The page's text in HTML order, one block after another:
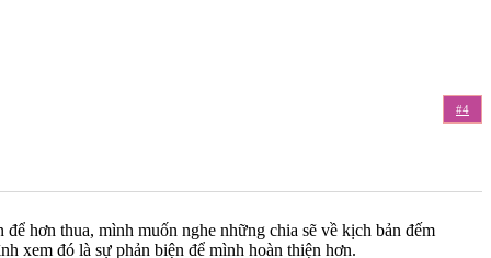
#4
hơn thua, mình muốn nghe những chia sẽ về kịch bản đếm
xem đó là sự phản biện để mình hoàn thiện hơn.